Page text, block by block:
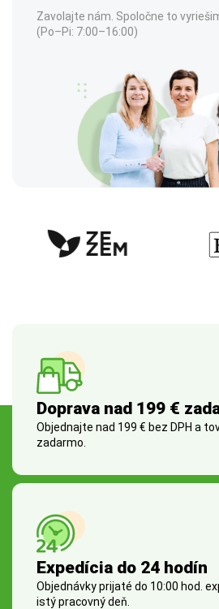
Zavolajte nám. Spoločne to
(Po–Pi: 7:00–16:00)
Doprava nad 199 €
Objednajte nad 199 € bez DPH a
zadarmo.
Expedícia do 24 hodín
Objednávky prijaté do 10:00 hod.
istý pracovný deň.